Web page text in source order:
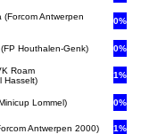
(Forcom Antwerpen
0%
Houthalen-Genk) 0%
Roam
Hasselt)
1%
Lommel) 0%
Antwerpen 2000) 1%